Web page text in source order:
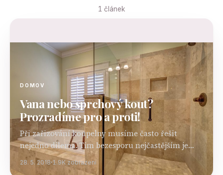
1 článek
DOMOV
Vana nebo sprchový kout?
Prozradíme pro a proti!
Při zařizování koupelny musíme často řešit
nejedno dilema. Tím bezesporu nejčastějším je
otázka, zda je lepší vsadit na vanu nebo sprchový
kout. Najdou se mezi námi tací, kteří nedají
28. 5. 2018 1.9K zobrazení